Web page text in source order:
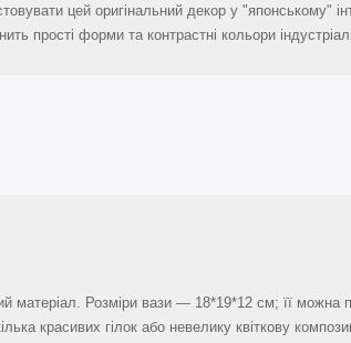
цей оригінальний декор у "японському"
прості форми та контрастні кольори
матеріал. Розміри вази — 18*19*12 см; її
красивих гілок або невелику квіткову